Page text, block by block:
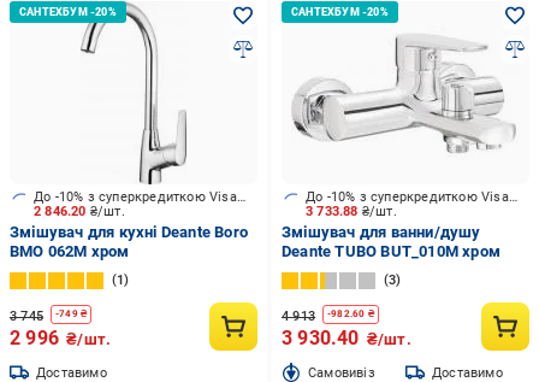
2 846.20 ₴/шт.
До -10% з суперкредиткою Visa Вигода
Змішувач для кухні Deante Boro
BMO 062M хром
1
3 745 -749₴
2 996 ₴/шт.
Доставимо
3 733.88 ₴/шт.
До -10% з суперкредиткою Visa Вигода
Змішувач для ванни/душу
Deante TUBO BUT_010M хром
3
4 913 -982.60 ₴
3 930.40 ₴/шт.
Cамовивіз Доставимо